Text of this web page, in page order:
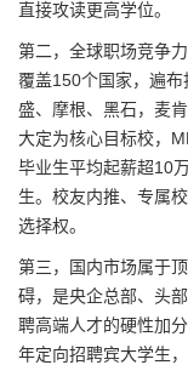
直接攻读更高学位。
第二，全球职场竞争
覆盖150个国家，遍
盛、摩根、黑石，麦
大定为核心目标校，
毕业生平均起薪超10
生。校友内推、专属
选择权。
第三，国内市场属于
碍，是央企总部、头
聘高端人才的硬性加
年定向招聘宾大学生